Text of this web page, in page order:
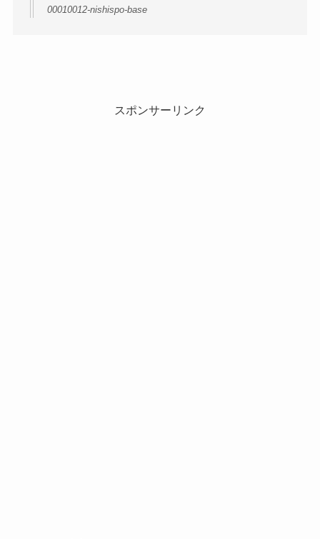
00010012-nishispo-base
スポンサーリンク